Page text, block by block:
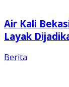
Air Kali
Layak
Berita